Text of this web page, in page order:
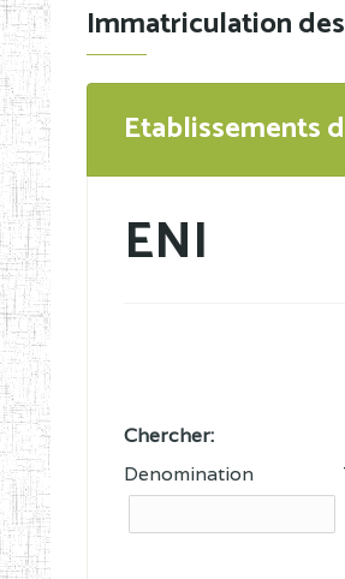
Immatriculation
Etablissements
ENI
Chercher:
Denomination